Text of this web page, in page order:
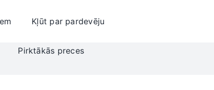
Kļūt par pardevēju
Pirktākās preces